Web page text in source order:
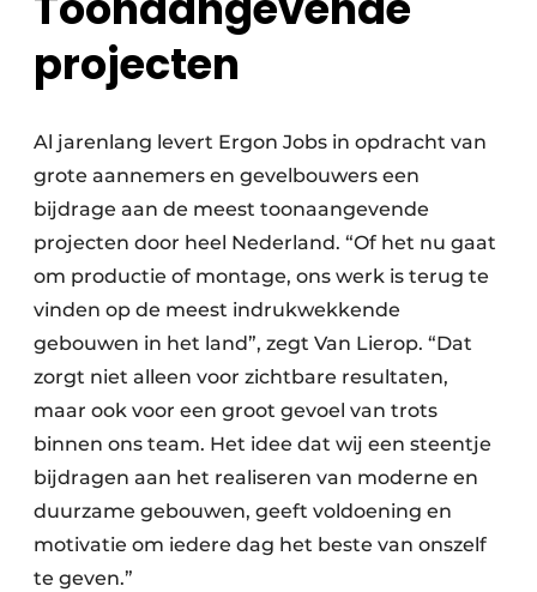
projecten
Al jarenlang levert Ergon Jobs in opdracht van
grote aannemers en gevelbouwers een
bijdrage aan de meest toonaangevende
projecten door heel Nederland. “Of het nu gaat
om productie of montage, ons werk is terug te
vinden op de meest indrukwekkende
gebouwen in het land”, zegt Van Lierop. “Dat
zorgt niet alleen voor zichtbare resultaten,
maar ook voor een groot gevoel van trots
binnen ons team. Het idee dat wij een steentje
bijdragen aan het realiseren van moderne en
duurzame gebouwen, geeft voldoening en
motivatie om iedere dag het beste van onszelf
te geven.”